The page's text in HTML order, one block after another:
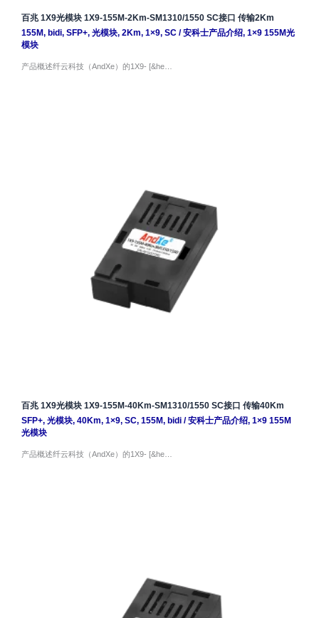
百兆 1X9光模块 1X9-155M-2Km-SM1310/1550 SC接口 传输2Km
155M, bidi, SFP+, 光模块, 2Km, 1×9, SC/安科士产品介绍, 1×9 155M光
模块
产品概述纤云科技（AndXe）的1X9- [&he…
百兆 1X9光模块 1X9-155M-40Km-SM1310/1550 SC接口 传输40Km
SFP+, 光模块, 40Km, 1×9, SC, 155M, bidi/安科士产品介绍, 1×9 155M
光模块
产品概述纤云科技（AndXe）的1X9- [&he…